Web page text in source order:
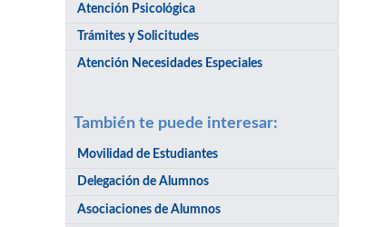
Atención Psicológica
Trámites y Solicitudes
Atención Necesidades Especiales
También te puede interesar:
Movilidad de Estudiantes
Delegación de Alumnos
Asociaciones de Alumnos